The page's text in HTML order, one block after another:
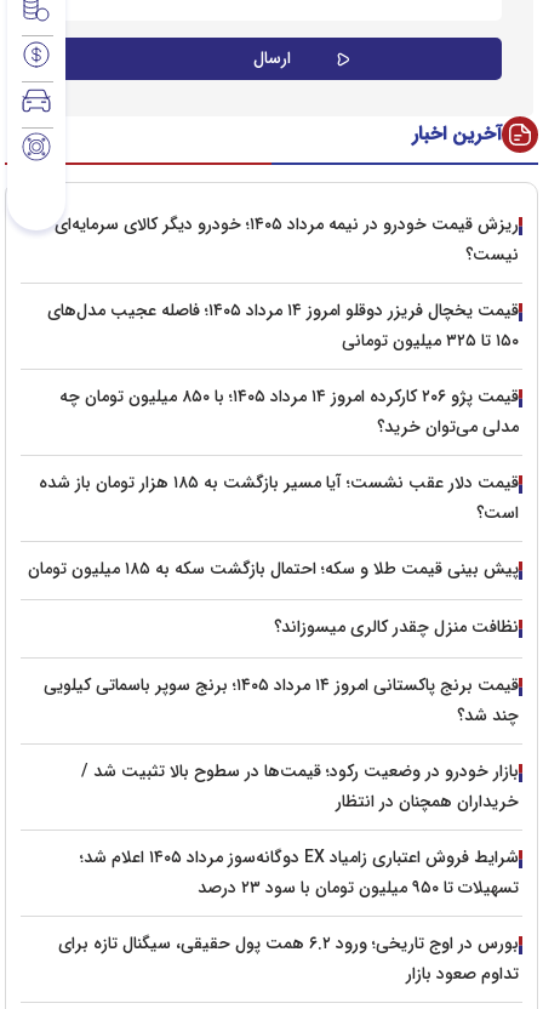
آخرین اخبار
ریزش قیمت خودرو در نیمه مرداد ۱۴۰۵؛ خودرو دیگر کالای سرمایه‌ای
نیست؟
قیمت یخچال فریزر دوقلو امروز ۱۴ مرداد ۱۴۰۵؛ فاصله عجیب مدل‌های
۱۵۰ تا ۳۲۵ میلیون تومانی
قیمت پژو ۲۰۶ کارکرده امروز ۱۴ مرداد ۱۴۰۵؛ با ۸۵۰ میلیون تومان چه
مدلی می‌توان خرید؟
قیمت دلار عقب نشست؛ آیا مسیر بازگشت به ۱۸۵ هزار تومان باز شده
است؟
پیش‌ بینی قیمت طلا و سکه؛ احتمال بازگشت سکه به ۱۸۵ میلیون تومان
نظافت منزل چقدر کالری میسوزاند؟
قیمت برنج پاکستانی امروز ۱۴ مرداد ۱۴۰۵؛ برنج سوپر باسماتی کیلویی
چند شد؟
بازار خودرو در وضعیت رکود؛ قیمت‌ها در سطوح بالا تثبیت شد /
خریداران همچنان در انتظار
شرایط فروش اعتباری زامیاد EX دوگانه‌سوز مرداد ۱۴۰۵ اعلام شد؛
تسهیلات تا ۹۵۰ میلیون تومان با سود ۲۳ درصد
بورس در اوج تاریخی؛ ورود ۶.۲ همت پول حقیقی، سیگنال تازه برای
تداوم صعود بازار